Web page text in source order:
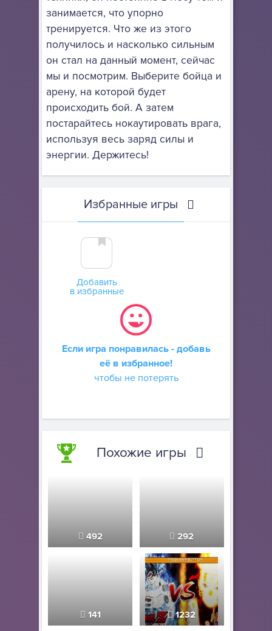
занимается, что упорно
тренируется. Что же из этого
получилось и насколько сильным
он стал на данный момент, сейчас
мы и посмотрим. Выберите бойца и
арену, на которой будет
происходить бой. А затем
постарайтесь нокаутировать врага,
используя весь заряд силы и
энергии. Держитесь!
Избранные игры
Добавить
в избранные
Если игра понравилась - добавь
её в избранное!
чтобы не потерять
Похожие игры
492 292
141 1232